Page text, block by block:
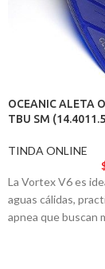
OCEANIC ALETA
TBU SM
TINDA ONLINE
La Vortex V6 es
aguas cálidas,
apnea que buscan